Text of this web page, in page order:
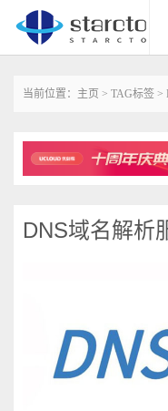
当前位置： 主页 > TAG标签 >
DNS域名解析